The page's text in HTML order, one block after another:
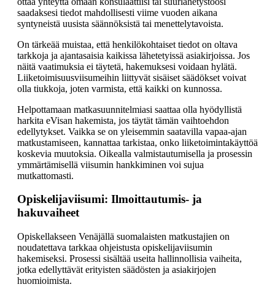
saadaksesi tiedot mahdollisesti viime vuoden aikana
syntyneistä uusista säännöksistä tai menettelytavoista.
On tärkeää muistaa, että henkilökohtaiset tiedot on oltava
tarkkoja ja ajantasaisia kaikissa lähetetyissä asiakirjoissa. Jos
näitä vaatimuksia ei täytetä, hakemuksesi voidaan hylätä.
Liiketoimisuusviisumeihin liittyvät sisäiset säädökset voivat
olla tiukkoja, joten varmista, että kaikki on kunnossa.
Helpottamaan matkasuunnitelmiasi saattaa olla hyödyllistä
harkita eVisan hakemista, jos täytät tämän vaihtoehdon
edellytykset. Vaikka se on yleisemmin saatavilla vapaa-ajan
matkustamiseen, kannattaa tarkistaa, onko liiketoimintakäyttöä
koskevia muutoksia. Oikealla valmistautumisella ja prosessin
ymmärtämisellä viisumin hankkiminen voi sujua
mutkattomasti.
Opiskelijaviisumi: Ilmoittautumis- ja
hakuvaiheet
Opiskellakseen Venäjällä suomalaisten matkustajien on
noudatettava tarkkaa ohjeistusta opiskelijaviisumin
hakemiseksi. Prosessi sisältää useita hallinnollisia vaiheita,
jotka edellyttävät erityisten säädösten ja asiakirjojen
huomioimista.